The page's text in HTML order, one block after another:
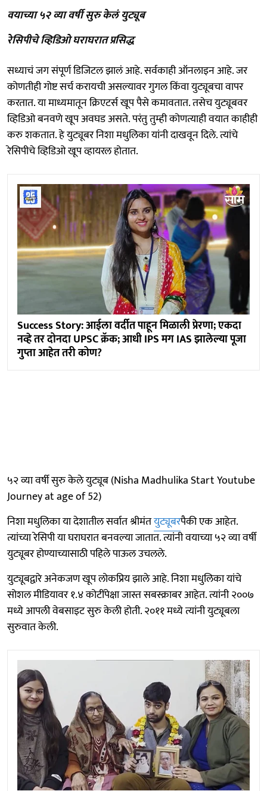
वयाच्या ५२ व्या वर्षी सुरु केलं युट्यूब
रेसिपीचे व्हिडिओ घराघरात प्रसिद्ध
सध्याचं जग संपूर्ण डिजिटल झालं आहे. सर्वकाही ऑनलाइन आहे. जर
कोणतीही गोष्ट सर्च करायची असल्यावर गुगल किंवा युट्यूबचा वापर
करतात. या माध्यमातून क्रिएटर्स खूप पैसे कमावतात. तसेच युट्यूबवर
व्हिडिओ बनवणे खूप अवघड असते. परंतु तुम्ही कोणत्याही वयात काहीही
करु शकतात. हे युट्यूबर निशा मधुलिका यांनी दाखवून दिले. त्यांचे
रेसिपीचे व्हिडिओ खूप व्हायरल होतात.
Success Story: आईला वर्दीत पाहून मिळाली प्रेरणा; एकदा
नव्हे तर दोनदा UPSC क्रॅक; आधी IPS मग IAS झालेल्या पूजा
गुप्ता आहेत तरी कोण?
५२ व्या वर्षी सुरु केले युट्यूब (Nisha Madhulika Start Youtube
Journey at age of 52)
निशा मधुलिका या देशातील सर्वात श्रीमंतयुट्यूबरपैकी एक आहेत.
त्यांच्या रेसिपी या घराघरात बनवल्या जातात. त्यांनी वयाच्या ५२ व्या वर्षी
युट्यूबर होण्याच्यासाठी पहिले पाऊल उचलले.
युट्यूबद्वारे अनेकजण खूप लोकप्रिय झाले आहे. निशा मधुलिका यांचे
सोशल मीडियावर १.४ कोटींपेक्षा जास्त सबस्क्राबर आहेत. त्यांनी २००७
मध्ये आपली वेबसाइट सुरु केली होती. २०११ मध्ये त्यांनी युट्यूबला
सुरुवात केली.